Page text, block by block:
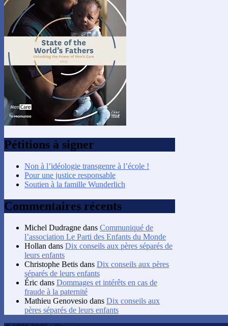
Pétitions à signer
Non à l’idéologie transgenre à l’école !
Pour une justice responsable
Soutien à la famille Wunderlich
Commentaires récents
Michel Dudragne dans Communiqué de
l’association Le Parti des Enfants du Monde
Hollan dans Dix conseils aux pères séparés de
leurs enfants
Christophe Betis dans Dix conseils aux pères
séparés de leurs enfants
Éric dans Dommages et intérêts en cas de
fraude à la paternité
Mathieu Genovesio dans Dix conseils aux
pères séparés de leurs enfants